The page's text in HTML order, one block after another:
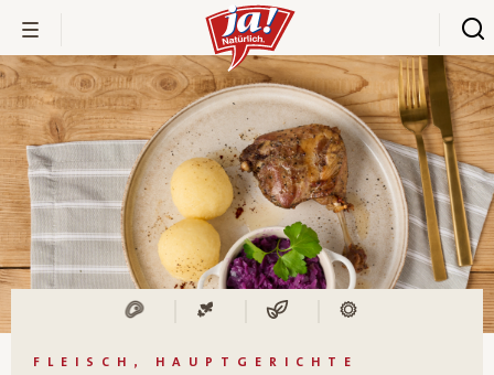
FLEISCH, HAUPTGERICHTE